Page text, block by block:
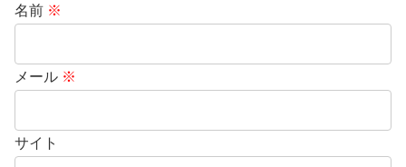
名前 ※
メール ※
サイト